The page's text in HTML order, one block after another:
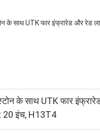
के साथ UTK फार
20 इंच, H13T4